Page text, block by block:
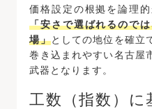
価格設定の根拠を論理
「安さで選ばれるので
場」としての地位を確立
巻き込まれやすい名古屋
武器となります。
工数（指数）に